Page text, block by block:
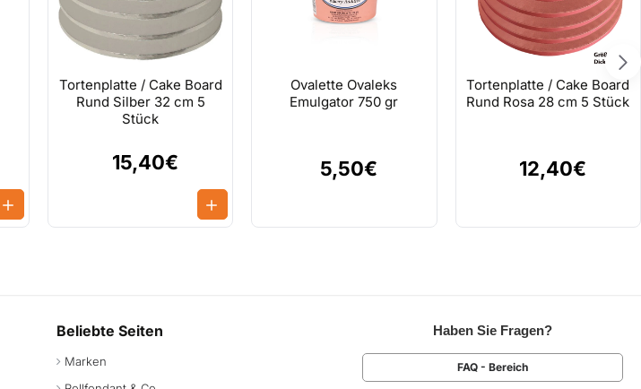
Tortenplatte / Cake Board
Rund Silber 32 cm 5
Stück
15,40€
Ovalette Ovaleks
Emulgator 750 gr
5,50€
Tortenplatte / Cake Board
Rund Rosa 28 cm 5 Stück
12,40€
Beliebte Seiten
Marken
Haben Sie Fragen?
FAQ - Bereich